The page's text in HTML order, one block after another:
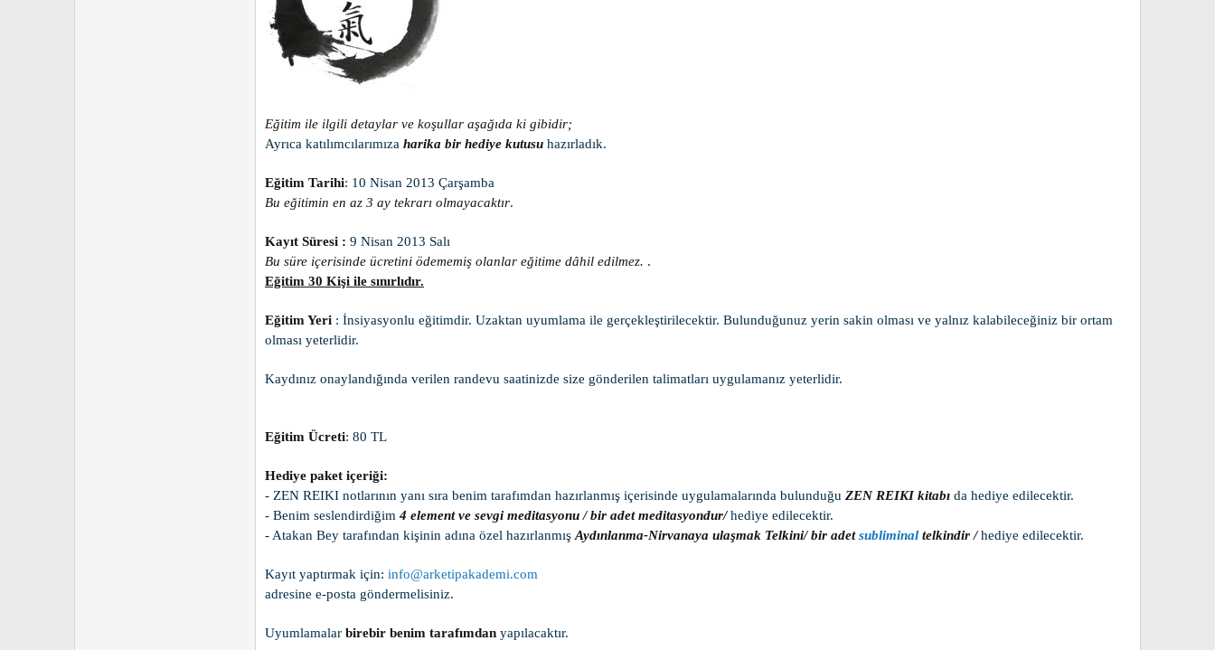
Eğitim ile ilgili detaylar ve koşullar aşağıda ki gibidir;
Ayrıca katılımcılarımıza harika bir hediye kutusu hazırladık.
Eğitim Tarihi: 10 Nisan 2013 Çarşamba
Bu eğitimin en az 3 ay tekrarı olmayacaktır.
Kayıt Süresi : 9 Nisan 2013 Salı
Bu süre içerisinde ücretini ödememiş olanlar eğitime dâhil edilmez. .
Eğitim 30 Kişi ile sınırlıdır.
Eğitim Yeri : İnsiyasyonlu eğitimdir. Uzaktan uyumlama ile gerçekleştirilecektir. Bulunduğunuz yerin sakin olması ve yalnız kalabileceğiniz bir ortam
olması yeterlidir.
Kaydınız onaylandığında verilen randevu saatinizde size gönderilen talimatları uygulamanız yeterlidir.
Eğitim Ücreti: 80 TL
Hediye paket içeriği:
- ZEN REIKI notlarının yanı sıra benim tarafımdan hazırlanmış içerisinde uygulamalarında bulunduğu ZEN REIKI kitabı da hediye edilecektir.
- Benim seslendirdiğim4 element ve sevgi meditasyonu / bir adet meditasyondur/hediye edilecektir.
- Atakan Bey tarafından kişinin adına özel hazırlanmış Aydınlanma-Nirvanaya ulaşmak Telkini/ bir adetsubliminal telkindir /hediye edilecektir.
Kayıt yaptırmak için: info@arketipakademi.com
adresine e-posta göndermelisiniz.
Uyumlamalar birebir benim tarafımdan yapılacaktır.